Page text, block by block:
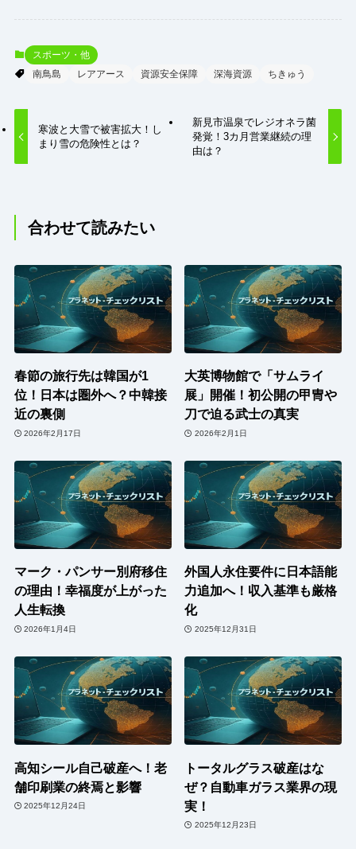
スポーツ・他
南鳥島
レアアース 資源安全保障 深海資源 ちきゅう
寒波と大雪で被害拡大！し
まり雪の危険性とは？
新見市温泉でレジオネラ菌
発覚！3カ月営業継続の理
由は？
合わせて読みたい
春節の旅行先は韓国が1
位！日本は圏外へ？中韓接
近の裏側
2026年2月17日
大英博物館で「サムライ
展」開催！初公開の甲冑や
刀で迫る武士の真実
2026年2月1日
マーク・パンサー別府移住
の理由！幸福度が上がった
人生転換
2026年1月4日
外国人永住要件に日本語能
力追加へ！収入基準も厳格
化
2025年12月31日
高知シール自己破産へ！老
舗印刷業の終焉と影響
2025年12月24日
トータルグラス破産はな
ぜ？自動車ガラス業界の現
実！
2025年12月23日